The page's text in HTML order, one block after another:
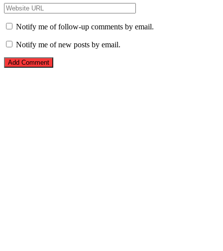
Notify me of follow-up comments by email.
Notify me of new posts by email.